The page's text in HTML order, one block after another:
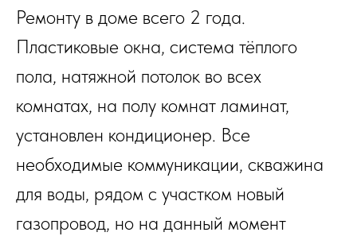
Ремонту в доме всего 2 года.
Пластиковые окна, система тёплого
пола, натяжной потолок во всех
комнатах, на полу комнат ламинат,
установлен кондиционер. Все
необходимые коммуникации, скважина
для воды, рядом с участком новый
газопровод, но на данный момент